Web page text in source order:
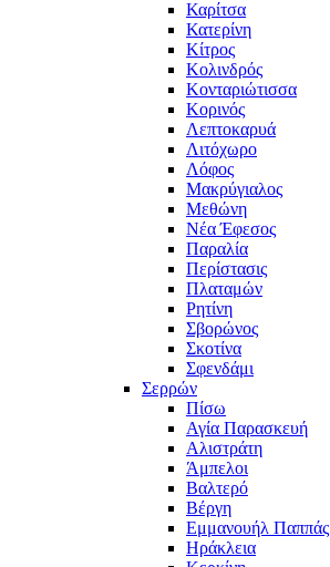
Καρίτσα
Κατερίνη
Κίτρος
Κολινδρός
Κονταριώτισσα
Κορινός
Λεπτοκαρυά
Λιτόχωρο
Λόφος
Μακρύγιαλος
Μεθώνη
Νέα Έφεσος
Παραλία
Περίστασις
Πλαταμών
Ρητίνη
Σβορώνος
Σκοτίνα
Σφενδάμι
Σερρών
Πίσω
Αγία Παρασκευή
Αλιστράτη
Άμπελοι
Βαλτερό
Βέργη
Εμμανουήλ Παππάς
Ηράκλεια